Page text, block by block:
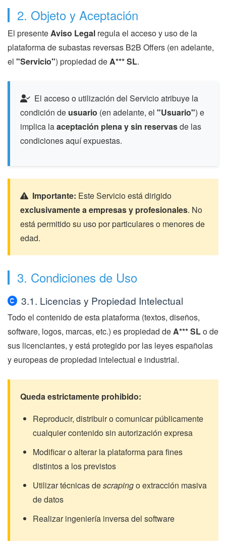
2. Objeto y Aceptación
El presenteAviso Legal regula el acceso y uso de la
plataforma de subastas reversas B2B Offers (en adelante,
el "Servicio") propiedad deA*** SL.
El acceso o utilización del Servicio atribuye la
condición de usuario (en adelante, el "Usuario") e
implica laaceptación plena y sin reservasde las
condiciones aquí expuestas.
Importante: Este Servicio está dirigido
exclusivamente a empresas y profesionales. No
está permitido su uso por particulares o menores de
edad.
3. Condiciones de Uso
3.1. Licencias y Propiedad Intelectual
Todo el contenido de esta plataforma (textos, diseños,
software, logos, marcas, etc.) es propiedad deA*** SLo de
sus licenciantes, y está protegido por las leyes españolas
y europeas de propiedad intelectual e industrial.
Queda estrictamente prohibido:
Reproducir, distribuir o comunicar públicamente
cualquier contenido sin autorización expresa
Modificar o alterar la plataforma para fines
distintos a los previstos
Utilizar técnicas descrapingo extracción masiva
de datos
Realizar ingeniería inversa del software